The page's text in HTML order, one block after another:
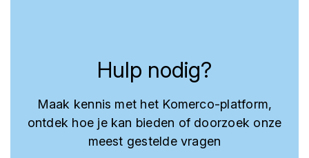
Hulp nodig?
Maak kennis met het Komerco-platform,
ontdek hoe je kan bieden of doorzoek onze
meest gestelde vragen